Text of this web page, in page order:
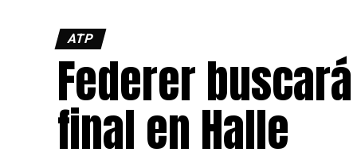
ATP
Federer
final en Halle